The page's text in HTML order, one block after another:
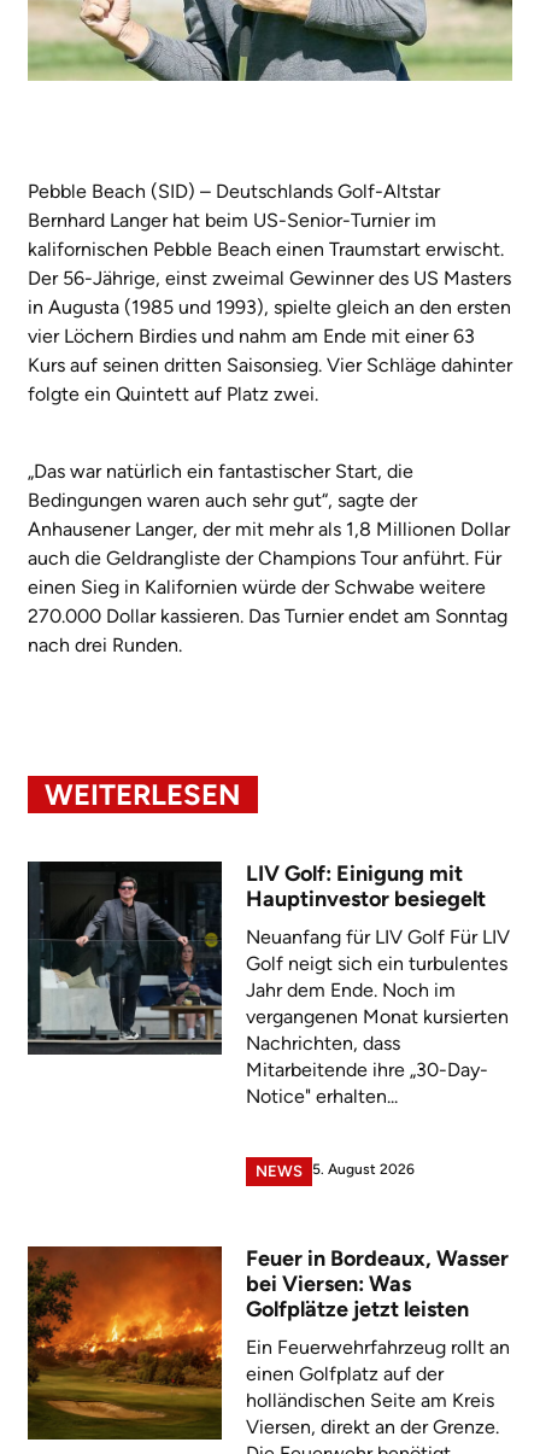
Pebble Beach (SID) – Deutschlands Golf-Altstar
Bernhard Langer hat beim US-Senior-Turnier im
kalifornischen Pebble Beach einen Traumstart erwischt.
Der 56-Jährige, einst zweimal Gewinner des US Masters
in Augusta (1985 und 1993), spielte gleich an den ersten
vier Löchern Birdies und nahm am Ende mit einer 63
Kurs auf seinen dritten Saisonsieg. Vier Schläge dahinter
folgte ein Quintett auf Platz zwei.
„Das war natürlich ein fantastischer Start, die
Bedingungen waren auch sehr gut“, sagte der
Anhausener Langer, der mit mehr als 1,8 Millionen Dollar
auch die Geldrangliste der Champions Tour anführt. Für
einen Sieg in Kalifornien würde der Schwabe weitere
270.000 Dollar kassieren. Das Turnier endet am Sonntag
nach drei Runden.
WEITERLESEN
LIV Golf: Einigung mit
Hauptinvestor besiegelt
Neuanfang für LIV Golf Für LIV
Golf neigt sich ein turbulentes
Jahr dem Ende. Noch im
vergangenen Monat kursierten
Nachrichten, dass
Mitarbeitende ihre „30-Day-
Notice" erhalten...
NEWS 5. August 2026
Feuer in Bordeaux, Wasser
bei Viersen: Was
Golfplätze jetzt leisten
Ein Feuerwehrfahrzeug rollt an
einen Golfplatz auf der
holländischen Seite am Kreis
Viersen, direkt an der Grenze.